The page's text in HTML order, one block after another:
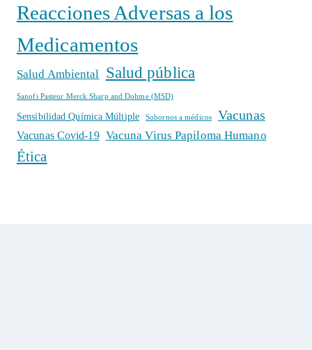
Reacciones Adversas a los
Medicamentos
Salud Ambiental Salud pública
Sanofi Pasteur Merck Sharp and Dohme (MSD)
Sensibilidad Química Múltiple Sobornos a médicos Vacunas
Vacunas Covid-19 Vacuna Virus Papiloma Humano
Ética